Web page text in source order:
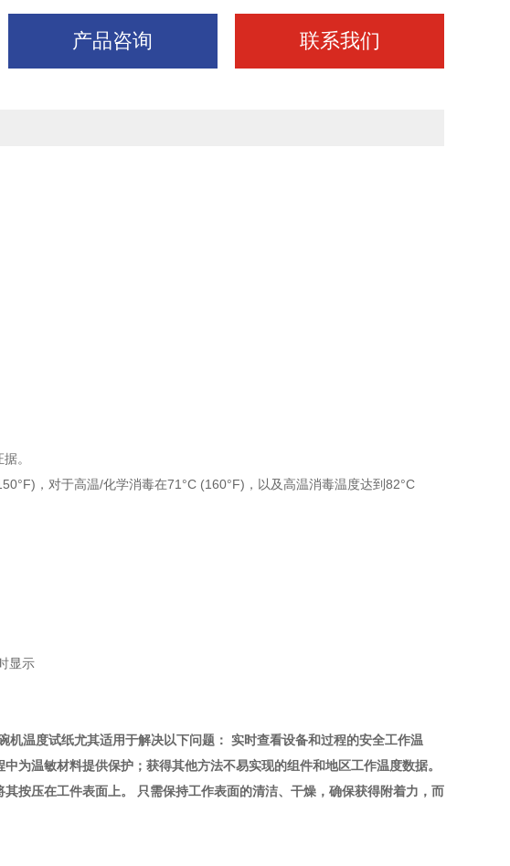
产品咨询 联系我们
。
，对于高温/化学消毒在71°C (160°F)，以及高温消毒温度达到82°C
显示
温度试纸尤其适用于解决以下问题： 实时查看设备和过程的安全工作温
为温敏材料提供保护；获得其他方法不易实现的组件和地区工作温度数据。
按压在工件表面上。 只需保持工作表面的清洁、干燥，确保获得附着力，而